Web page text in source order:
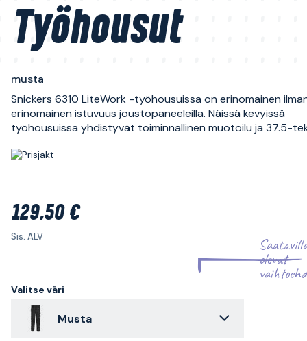
Työhousut
musta
Snickers 6310 LiteWork -työhousuissa on erinomainen
erinomainen istuvuus joustopaneeleilla. Näissä kevyissä
työhousuissa yhdistyvät toiminnallinen muotoilu ja 37.5-
129,50 €
Sis. ALV
olevat
Valitse väri
Musta